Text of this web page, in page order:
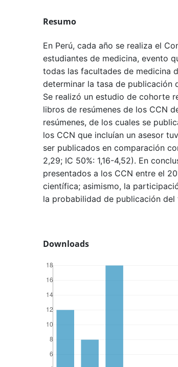
Resumo
En Perú, cada año se realiza el
estudiantes de medicina, evento
todas las facultades de medicina
determinar la tasa de publicación
Se realizó un estudio de cohorte
libros de resúmenes de los CCN
resúmenes, de los cuales se
los CCN que incluían un asesor
ser publicados en comparación
2,29; IC 50%: 1,16-4,52). En
presentados a los CCN entre el
científica; asimismo, la
la probabilidad de publicación del
Downloads